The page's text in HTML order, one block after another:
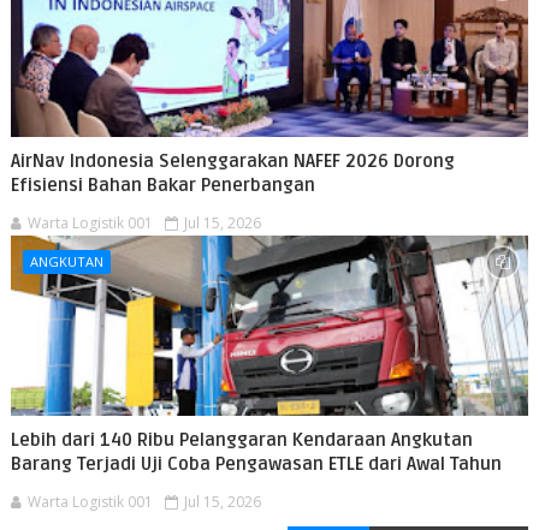
AirNav Indonesia Selenggarakan NAFEF 2026 Dorong
Efisiensi Bahan Bakar Penerbangan
Warta Logistik 001 Jul 15, 2026
ANGKUTAN
Lebih dari 140 Ribu Pelanggaran Kendaraan Angkutan
Barang Terjadi Uji Coba Pengawasan ETLE dari Awal Tahun
Warta Logistik 001 Jul 15, 2026